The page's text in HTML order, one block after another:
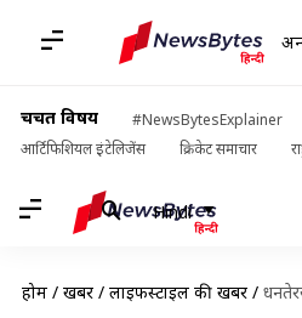
चर्चित विषय #NewsBytesExplainer
आर्टिफिशियल इंटेलिजेंस
क्रिकेट समाचार
Hindi
होम / खबरें / लाइफस्टाइल की खबरें / धनतेरस पर